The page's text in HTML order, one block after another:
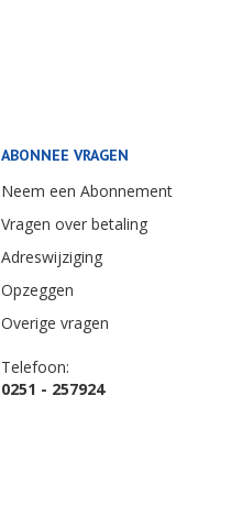
ABONNEE VRAGEN
Neem een Abonnement
Vragen over betaling
Adreswijziging
Opzeggen
Overige vragen
Telefoon:
0251 - 257924